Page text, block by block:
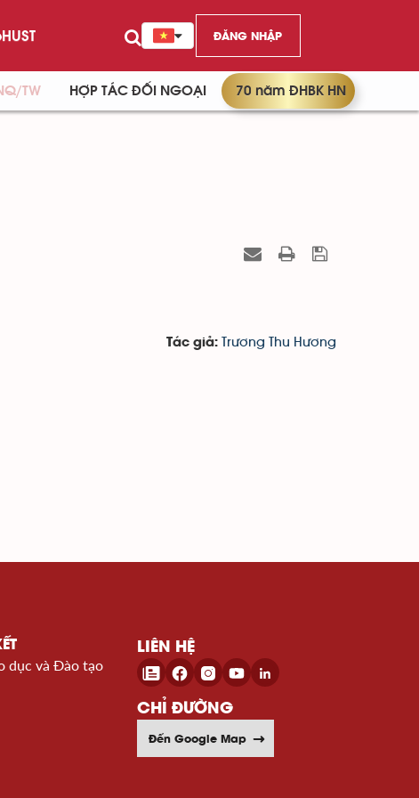
ĐĂNG NHẬP
TW HỢP TÁC ĐỐI NGOẠI 70 năm ĐHBK HN
Tác giả: Trương Thu Hương
dục và Đào tạo
LIÊN HỆ
CHỈ ĐƯỜNG
Đến Google Map